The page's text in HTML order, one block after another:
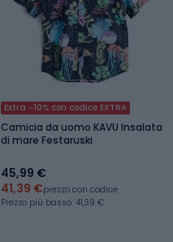
Extra -10% con codice EXTRA
Camicia da uomo KAVU Insalata
di mare Festaruski
45,99 €
41,39 €prezzo con codice
Prezzo più basso: 41,39 €